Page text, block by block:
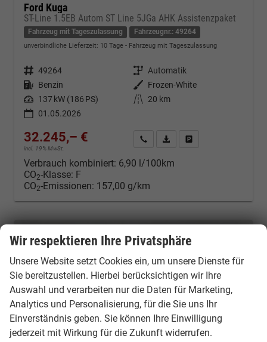
Ford Kuga
ST-Line 1.5EB Autom ST Line 5JGa AHK Assistenzpaket
Fahrzeug mit Tageszulassung Fahrzeugnr.: 49264
unverbindliche Lieferzeit: 10 Tage Fahrzeug mit Tageszulassung
Fahrzeugnr. 49264 Getriebe Automatik
Kraftstoff Benzin Außenfarbe Frozen-White
Leistung 137 kW (186 PS) Kilometerstand
20 km
01.05.2026
32.245,– €
incl. 19% MwSt.
Kontakt & Angebot anfordern
PDF-Datei, Fahrzeugexposé
Verbrauch kombiniert: 6,90 l/100km
CO2-Klasse: F
CO2-Emissionen: 157,00 g/km
Wir respektieren Ihre Privatsphäre
Unsere Website setzt Cookies ein, um unsere Dienste für
Sie bereitzustellen. Hierbei berücksichtigen wir Ihre
Auswahl und verarbeiten nur die Daten für Marketing,
Analytics und Personalisierung, für die Sie uns Ihr
Einverständnis geben. Sie können Ihre Einwilligung
jederzeit mit Wirkung für die Zukunft widerrufen.